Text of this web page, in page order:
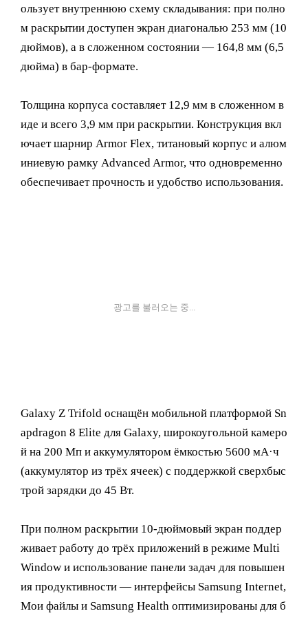
ользует внутреннюю схему складывания: при полно
м раскрытии доступен экран диагональю 253 мм (10
дюймов), а в сложенном состоянии — 164,8 мм (6,5
дюйма) в бар-формате.
Толщина корпуса составляет 12,9 мм в сложенном в
иде и всего 3,9 мм при раскрытии. Конструкция вкл
ючает шарнир Armor Flex, титановый корпус и алюм
иниевую рамку Advanced Armor, что одновременно
обеспечивает прочность и удобство использования.
광고를 불러오는 중...
Galaxy Z Trifold оснащён мобильной платформой Sn
apdragon 8 Elite для Galaxy, широкоугольной камеро
й на 200 Мп и аккумулятором ёмкостью 5600 мА·ч
(аккумулятор из трёх ячеек) с поддержкой сверхбыс
трой зарядки до 45 Вт.
При полном раскрытии 10-дюймовый экран поддер
живает работу до трёх приложений в режиме Multi
Window и использование панели задач для повышен
ия продуктивности — интерфейсы Samsung Internet,
Мои файлы и Samsung Health оптимизированы для б